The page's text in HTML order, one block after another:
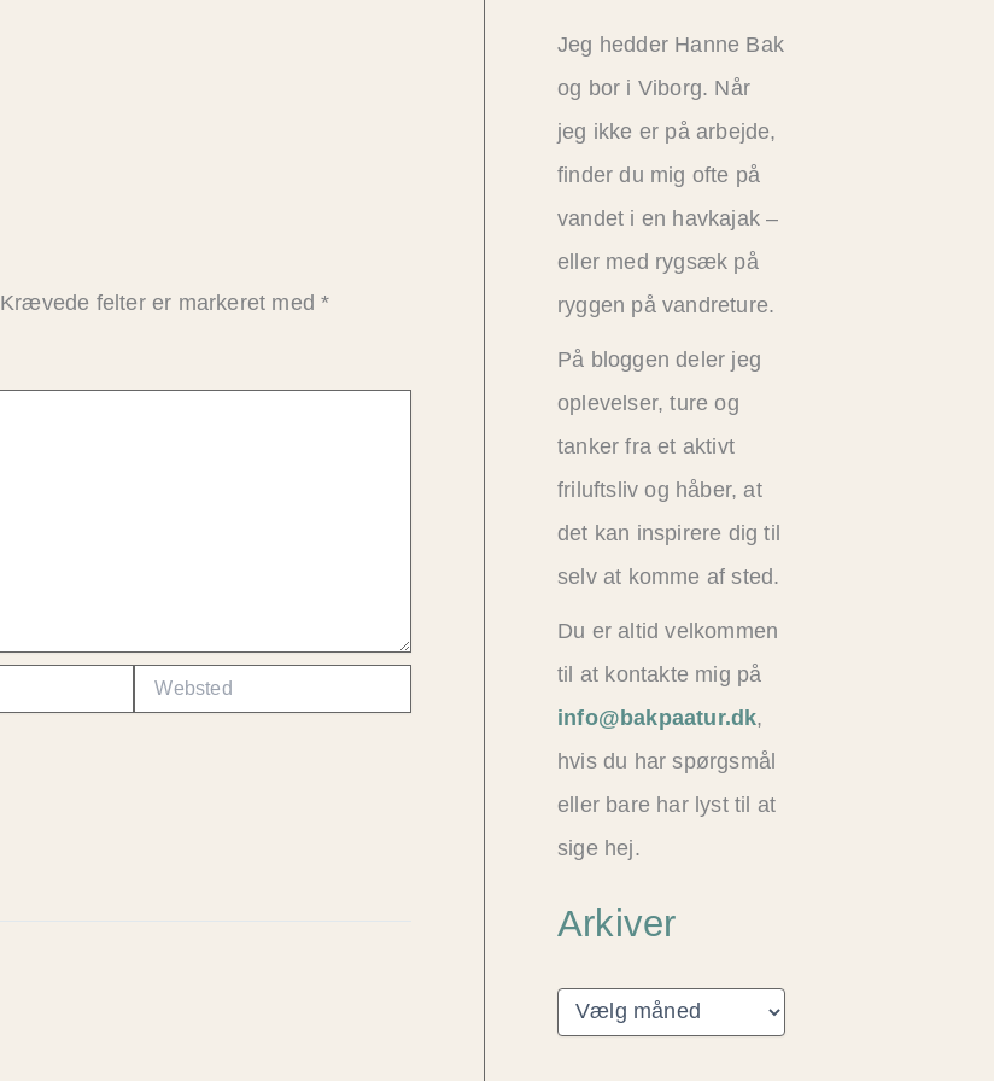
Krævede felter er markeret med*
Jeg hedder Hanne Bak
og bor i Viborg. Når
jeg ikke er på arbejde,
finder du mig ofte på
vandet i en havkajak –
eller med rygsæk på
ryggen på vandreture.
På bloggen deler jeg
oplevelser, ture og
tanker fra et aktivt
friluftsliv og håber, at
det kan inspirere dig til
selv at komme af sted.
Du er altid velkommen
til at kontakte mig på
info@bakpaatur.dk,
hvis du har spørgsmål
eller bare har lyst til at
sige hej.
Arkiver
A